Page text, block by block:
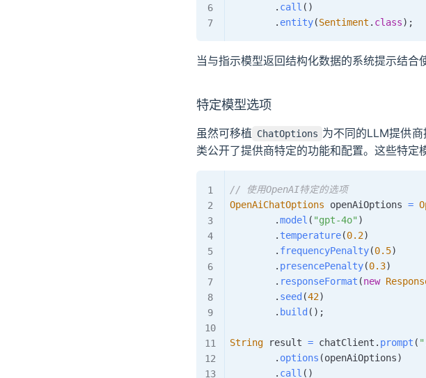
. call ( )
. entity(Sentiment . class) ;
当与指示模型返回结构化数据的系统提示结合
特定模型选项
虽然可移植 ChatOptions 为不同的LLM提供
类公开了提供商特定的功能和配置。这些特定
// 使用OpenAI特定的选项
OpenAiChatOptions openAiOptions =
.model ( "gpt-4o" )
. temperature(0.2)
. frequencyPenalty(0.5)
. presencePenalty(0.3)
. responseFormat (new
. seed (42)
. build ( ) ;
String result = chatClient . prompt (
. options (openAiOptions)
. call ( )